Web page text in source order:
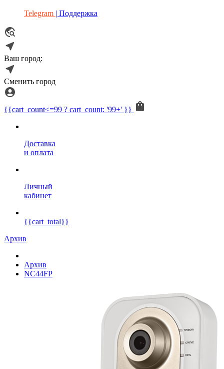
Telegram | Поддержка
Ваш город:
Сменить город
{{cart_count<=99 ? cart_count: '99+' }}
Доставка
и оплата
Личный
кабинет
{{cart_total}}
Архив
Архив
NC44FP